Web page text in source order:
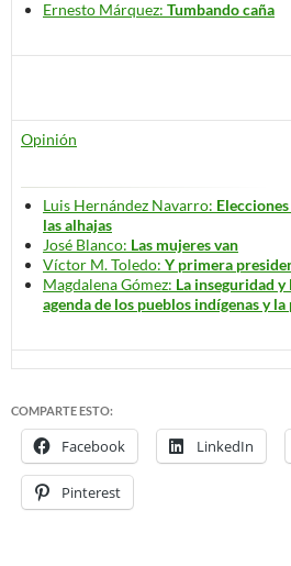
Ernesto Márquez: Tumbando caña
Opinión
Luis Hernández Navarro:
las alhajas
José Blanco: Las mujeres van
Víctor M. Toledo: Y primera
Magdalena Gómez: La inseguridad
agenda de los pueblos indígenas y
COMPARTE ESTO:
Facebook LinkedIn
Pinterest